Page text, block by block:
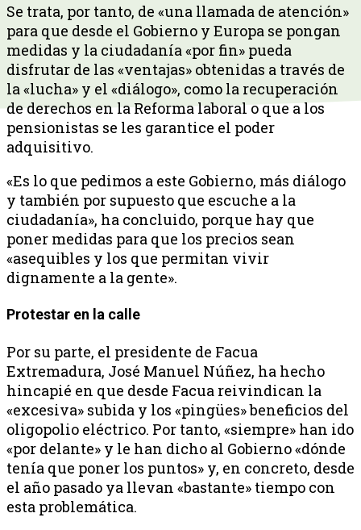
Se trata, por tanto, de «una llamada de atención»
para que desde el Gobierno y Europa se pongan
medidas y la ciudadanía «por fin» pueda
disfrutar de las «ventajas» obtenidas a través de
la «lucha» y el «diálogo», como la recuperación
de derechos en la Reforma laboral o que a los
pensionistas se les garantice el poder
adquisitivo.
«Es lo que pedimos a este Gobierno, más diálogo
y también por supuesto que escuche a la
ciudadanía», ha concluido, porque hay que
poner medidas para que los precios sean
«asequibles y los que permitan vivir
dignamente a la gente».
Protestar en la calle
Por su parte, el presidente de Facua
Extremadura, José Manuel Núñez, ha hecho
hincapié en que desde Facua reivindican la
«excesiva» subida y los «pingües» beneficios del
oligopolio eléctrico. Por tanto, «siempre» han ido
«por delante» y le han dicho al Gobierno «dónde
tenía que poner los puntos» y, en concreto, desde
el año pasado ya llevan «bastante» tiempo con
esta problemática.